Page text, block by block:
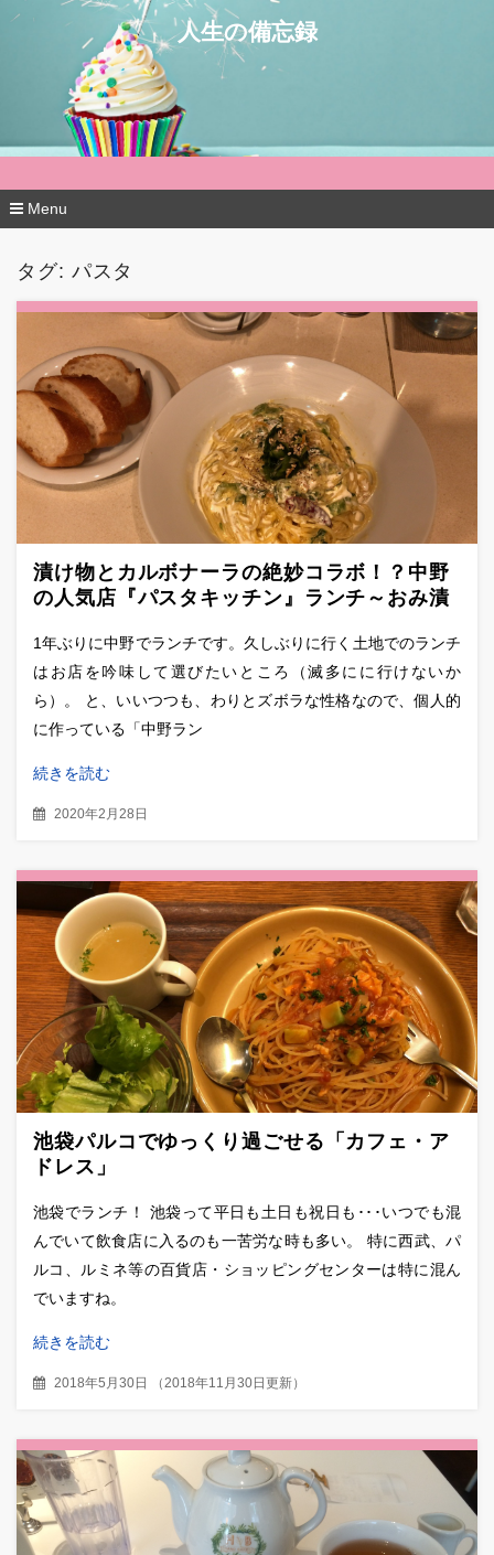
人生の備忘録
Menu
タグ: パスタ
漬け物とカルボナーラの絶妙コラボ！？中野
の人気店『パスタキッチン』ランチ～おみ漬
1年ぶりに中野でランチです。久しぶりに行く土地でのランチ
はお店を吟味して選びたいところ（滅多にに行けないか
ら）。 と、いいつつも、わりとズボラな性格なので、個人的
に作っている「中野ラン
続きを読む
2020年2月28日
池袋パルコでゆっくり過ごせる「カフェ・ア
ドレス」
池袋でランチ！ 池袋って平日も土日も祝日も･･･いつでも混
んでいて飲食店に入るのも一苦労な時も多い。 特に西武、パ
ルコ、ルミネ等の百貨店・ショッピングセンターは特に混ん
でいますね。
続きを読む
2018年5月30日 （2018年11月30日更新）